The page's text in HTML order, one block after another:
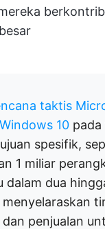
taktis
10 pada
spesifik,
1 miliar
dalam dua
menyelaraskan
penjualan